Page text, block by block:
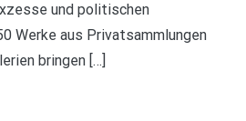
und politischen
Werke aus Privatsammlungen
bringen […]